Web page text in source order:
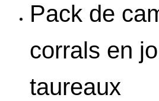
Pack de
corrals en
taureaux